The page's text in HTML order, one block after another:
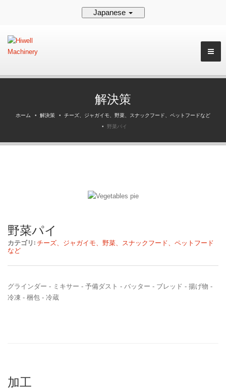
Japanese
解決策
ホーム 解決策
チーズ、ジャガイモ、野菜、スナックフード、ペットフードなど
野菜パイ
野菜パイ
カテゴリ:チーズ、ジャガイモ、野菜、スナックフード、ペットフード
など
グラインダー - ミキサー - 予備ダスト - バッター - ブレッド - 揚げ物 -
冷凍 - 梱包 - 冷蔵
加工